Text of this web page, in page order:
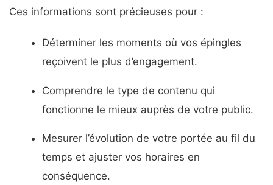
Ces informations sont précieuses pour :
Déterminer les moments où vos épingles
reçoivent le plus d’engagement.
Comprendre le type de contenu qui
fonctionne le mieux auprès de votre public.
Mesurer l’évolution de votre portée au fil du
temps et ajuster vos horaires en
conséquence.